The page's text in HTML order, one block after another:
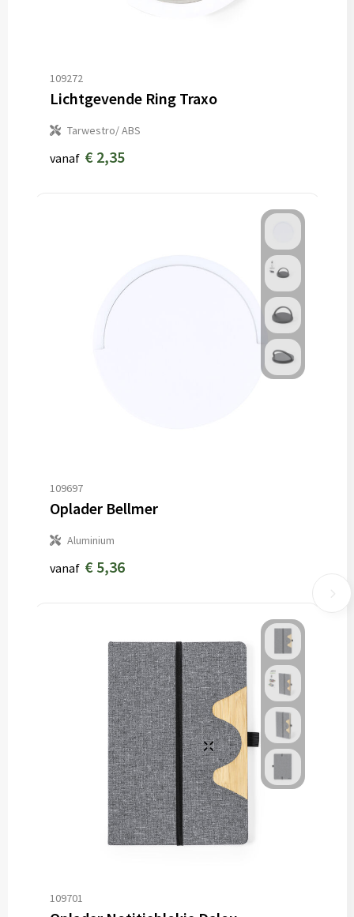
109272
Lichtgevende Ring Traxo
Tarwestro/ ABS
vanaf € 2,35
109697
Oplader Bellmer
Aluminium
vanaf € 5,36
109701